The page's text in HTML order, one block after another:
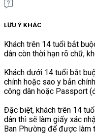
LƯU Ý KHÁC
Khách trên 14 tuổi bắt
dân còn thời hạn rõ chữ,
Khách dưới 14 tuổi bắt
chính hoặc sao y bản
công dân hoặc Passport
Đặc biệt, khách trên 14
dân thì sẽ làm giấy xác
Ban Phường để được làm